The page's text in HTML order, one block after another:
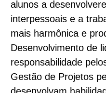
alunos a
interpessoais e a
mais harmônica e
Desenvolvimento de
responsabilidade
Gestão de Projetos